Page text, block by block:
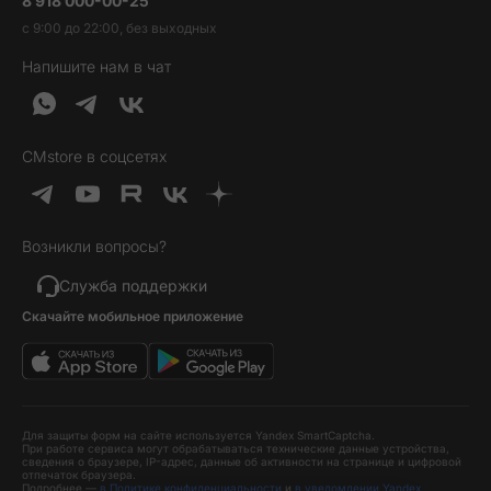
Наушники и колонки
Гаджеты
Услуги и софт
Идеи подарков
Товары дня
Выгодные комплекты
Хиты продаж
Уценка
Трейд-ин
Гарантия и возврат
Доставка и оплата
Кредит и рассрочка
Контакты
Обратная связь
О нас
с 9:00 до 22:00, без выходных
Напишите нам в чат
CMstore в соцсетях
Возникли вопросы?
Служба поддержки
Скачайте мобильное приложение
Для защиты форм на сайте используется Yandex SmartCaptcha.
При работе сервиса могут обрабатываться технические данные устройства,
сведения о браузере, IP-адрес, данные об активности на странице и цифровой
отпечаток браузера.
Подробнее — в Политике конфиденциальности и в уведомлении Yandex